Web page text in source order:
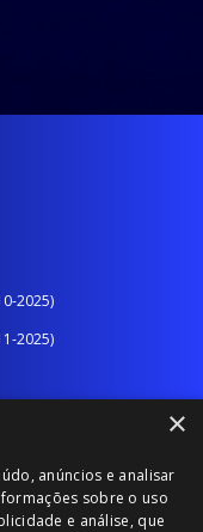
2025)
2025)
×
anúncios e analisar
sobre o uso
e análise, que